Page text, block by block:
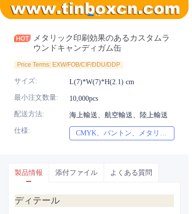
メタリック印刷効果のあるカスタムラ
ウンドキャンディガム缶
Price Terms: EXW/FOB/CIF/DDU/DDP
サイズ: L(7)*W(7)*H(2.1) cm
最小注文数量: 10,000pcs
配送方法: 海上輸送、航空輸送、陸上輸送
仕様: CMYK、パントン、メタリック、スポットカラーなど
製品情報 添付ファイル よくある質問
ディテール